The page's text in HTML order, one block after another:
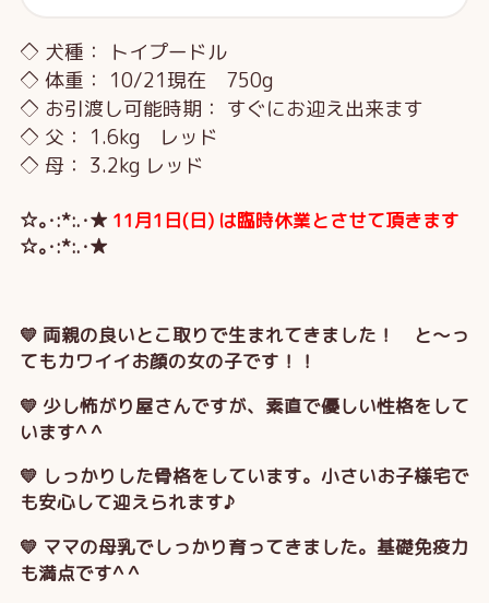
◇ 犬種： トイプードル
◇ 体重： 10/21現在 750g
◇ お引渡し可能時期： すぐにお迎え出来ます
◇ 父： 1.6kg レッド
◇ 母： 3.2kg レッド
☆｡･:*:.･★ 11月1日(日) は臨時休業とさせて頂きます
☆｡･:*:.･★
💛 両親の良いとこ取りで生まれてきました！ と～っ
てもカワイイお顔の女の子です！！
💛 少し怖がり屋さんですが、素直で優しい性格をして
います^ ^
💛 しっかりした骨格をしています。小さいお子様宅で
も安心して迎えられます♪
💛 ママの母乳でしっかり育ってきました。基礎免疫力
も満点です^ ^